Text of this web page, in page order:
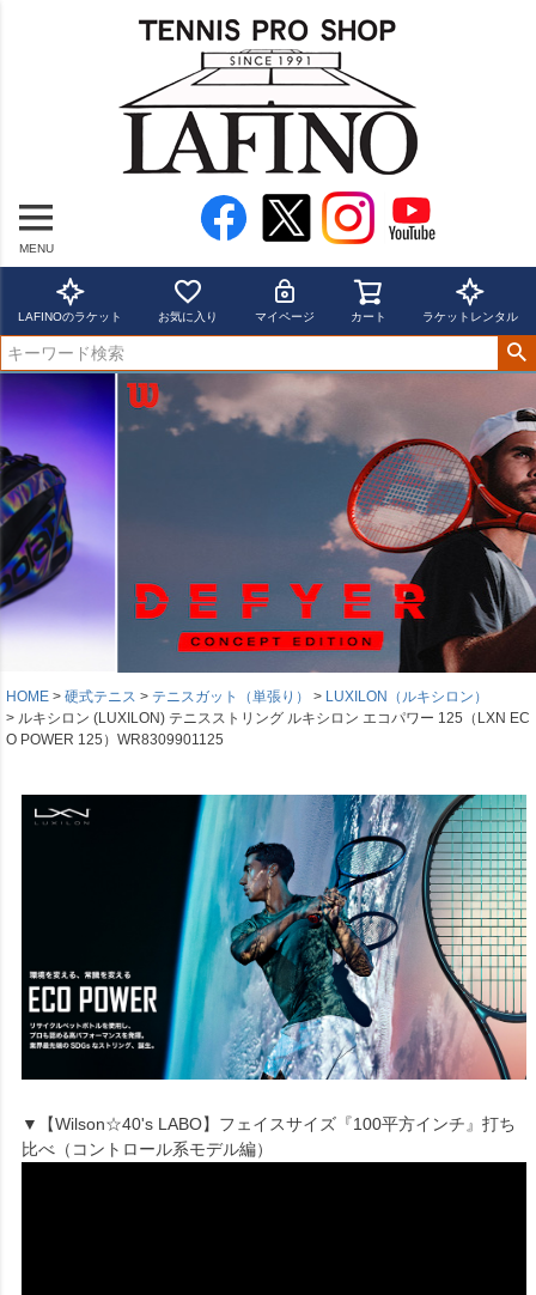
MENU
LAFINOのラケット お気に入り マイページ カート ラケットレンタル
HOME 硬式テニス テニスガット（単張り）
LUXILON（ルキシロン）
ルキシロン (LUXILON) テニスストリング ルキシロン エコパワー 125（LXN EC
O POWER 125）WR8309901125
▼【Wilson☆40's LABO】フェイスサイズ『100平方インチ』打ち
比べ（コントロール系モデル編）